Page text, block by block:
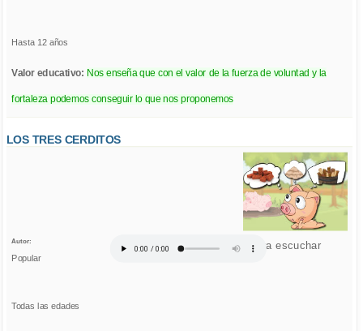
Hasta 12 años
Valor educativo: Nos enseña que con el valor de la fuerza de voluntad y la
fortaleza podemos conseguir lo que nos proponemos
LOS TRES CERDITOS
Click para escuchar
Autor:
Popular
Todas las edades